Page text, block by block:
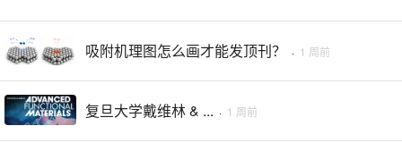
吸附机理图怎么画才能发顶刊？ · 1 周前
复旦大学戴维林 & ... · 1 周前